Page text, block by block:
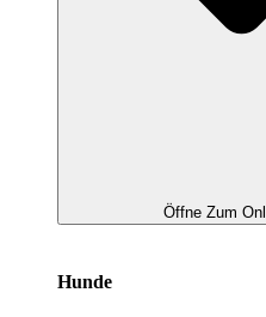
Öffne Zum
Hunde